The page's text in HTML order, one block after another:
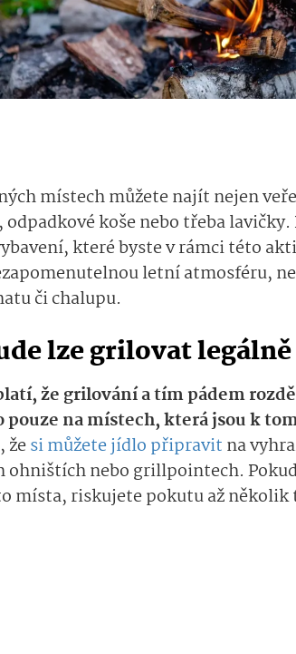
místech můžete najít nejen
odpadkové koše nebo třeba
které byste v rámci této
letní atmosféru,
či chalupu.
lze grilovat legálně
že grilování a tím pádem
pouze na místech, která jsou k
žesi můžete jídlo připravit na
ohništích nebo grillpointech.
místa, riskujete pokutu až několik